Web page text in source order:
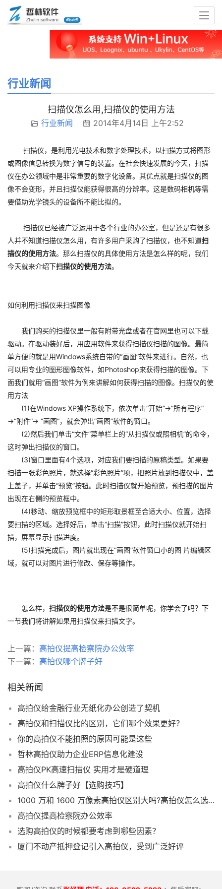
行业新闻
扫描仪怎么用,扫描仪的使用方法
行业新闻 2014年4月14日 上午2:52
扫描仪，是利用光电技术和数字处理技术，以扫描方式将图形
或图像信息转换为数字信号的装置。在社会快速发展的今天，扫描
仪在办公领域中是非常重要的数字化设备。其优点就是扫描仪的图
像不会变形，并且扫描仪能获得很高的分辨率。这是数码相机等需
要借助光学镜头的设备所不能比拟的。
扫描仪已经被广泛运用于各个行业的办公室，但是还是有很多
人并不知道扫描仪怎么用，有许多用户采购了扫描仪，也不知道扫
描仪的使用方法。那么扫描仪的具体使用方法是怎么样的呢，我们
今天就来介绍下扫描仪的使用方法。
如何利用扫描仪来扫描图像
我们购买的扫描仪里一般有附带光盘或者在官网里也可以下载
驱动。在驱动装好后，用应用软件来获得扫描仪扫描的图像。最简
单方便的就是用Windows系统自带的“画图”软件来进行。自然，也
可以用专业的图形图像软件，如Photoshop来获得扫描的图像。下
面我们就用“画图”软件为例来讲解如何获得扫描的图像。扫描仪的使
用方法
(1)在Windows XP操作系统下，依次单击“开始”→“所有程序”
→“附件”→ “画图”，就会弹出“画图”软件的窗口。
(2)然后我们单击“文件”菜单栏上的“从扫描仪或照相机”的命令，
这时弹出扫描仪的窗口。
(3)窗口里面有4个选项，对应我们要扫描的原稿类型。如果要
扫描一张彩色照片，就选择“彩色照片”项，把照片放到扫描仪中，盖
上盖子，并单击“预览”按钮。此时扫描仪就开始预览，预扫描的图片
出现在右侧的预览框中。
(4)移动、缩放预览框中的矩形取景框至合适大小、位置，选择
要扫描的区域。选择好后，单击“扫描”按钮，此时扫描仪就开始扫
描，屏幕显示扫描进度。
(5)扫描完成后，图片就出现在“画图”软件窗口小的图 片编辑区
域，就可以对图片进行修改、保存等操作。
怎么样， 扫描仪的使用方法是不是很简单呢，你学会了吗？下
一节我们将讲解如果用扫描仪来扫描文字。
上一篇： 高拍仪提高检察院办公效率
下一篇： 高拍仪哪个牌子好
相关新闻
高拍仪给金融行业无纸化办公创造了契机
高拍仪和扫描仪比的区别，它们哪个效果更好？
你的高拍仪不能拍照的原因可能是这些
哲林高拍仪助力企业ERP信息化建设
高拍仪PK高速扫描仪 实用才是硬道理
高拍仪什么牌子好【选购技巧】
1000 万和 1600 万像素高拍仪区别大吗?高拍仪怎么选像素更合适
高拍仪提高检察院办公效率
选购高拍仪的时候都要考虑到哪些因素？
厦门不动产抵押登记引入高拍仪，受到广泛好评